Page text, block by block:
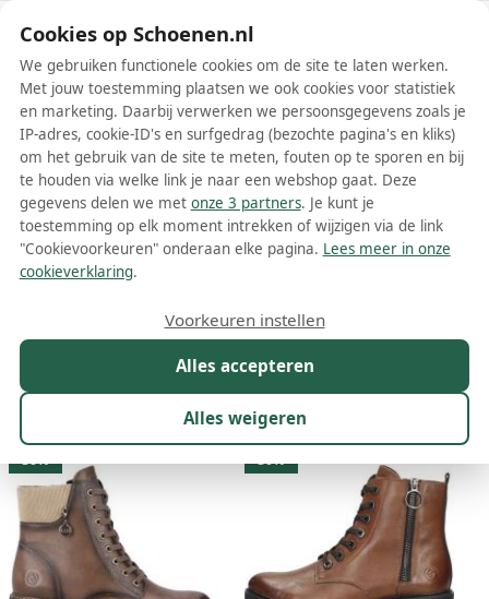
Schoenen.nl
Wis filters Alle filters
Remonte dames veterboots
Meer lezen
Kleur Prijs
86 resultaten:
30% 30%
Cookies op Schoenen.nl
We gebruiken functionele cookies om de site te laten werken.
Met jouw toestemming plaatsen we ook cookies voor statistiek
en marketing. Daarbij verwerken we persoonsgegevens zoals je
IP-adres, cookie-ID's en surfgedrag (bezochte pagina's en kliks)
om het gebruik van de site te meten, fouten op te sporen en bij
te houden via welke link je naar een webshop gaat. Deze
gegevens delen we met onze 3 partners. Je kunt je
toestemming op elk moment intrekken of wijzigen via de link
"Cookievoorkeuren" onderaan elke pagina. Lees meer in onze
cookieverklaring.
Alles accepteren
Alles weigeren
Voorkeuren instellen